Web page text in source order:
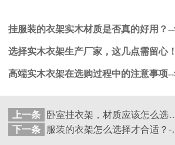
挂服装的衣架实木材质是否真的好用？
选择实木衣架生产厂家，这几点需留心
高端实木衣架在选购过程中的注意事项
上一条
卧室挂衣架，材质应该
下一条
服装的